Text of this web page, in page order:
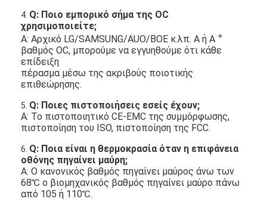
4. Q: Ποιο εμπορικό σήμα της OC
χρησιμοποιείτε;
Α: Αρχικό LG/SAMSUNG/AUO/BOE κ.λπ. Α ή Α +
βαθμός OC, μπορούμε να εγγυηθούμε ότι κάθε
επίδειξη
πέρασμα μέσω της ακριβούς ποιοτικής
επιθεώρησης.
5. Q: Ποιες πιστοποιήσεις εσείς έχουν;
Α: Το πιστοποιητικό CE-EMC της συμμόρφωσης,
πιστοποίηση του ISO, πιστοποίηση της FCC.
6. Q: Ποια είναι η θερμοκρασία όταν η επιφάνεια
οθόνης πηγαίνει μαύρη;
Α: Ο κανονικός βαθμός πηγαίνει μαύρος άνω των
68℃ ο βιομηχανικός βαθμός πηγαίνει μαύρο πάνω
από 105 ή 110℃.